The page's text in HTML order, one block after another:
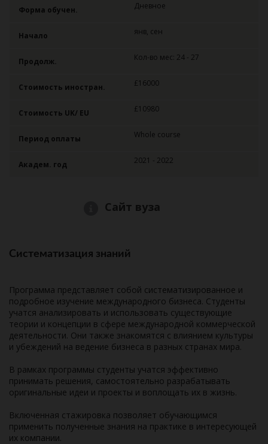
Форма обучен. Дневное
Начало янв, сен
Продолж. Кол-во мес: 24 - 27
Стоимость иностран. £16000
Стоимость UK/ EU £10980
Период оплаты Whole course
Академ. год 2021 - 2022
Сайт вуза
Систематизация знаний
Программа представляет собой систематизированное и
подробное изучение международного бизнеса. Студенты
учатся анализировать и использовать существующие
теории и концепции в сфере международной коммерческой
деятельности. Они также знакомятся с влиянием культуры
и убеждений на ведение бизнеса в разных странах мира.
В рамках программы студенты учатся эффективно
принимать решения, самостоятельно разрабатывать
оригинальные идеи и проекты и воплощать их в жизнь.
Включенная стажировка позволяет обучающимся
применить полученные знания на практике в интересующей
их компании.